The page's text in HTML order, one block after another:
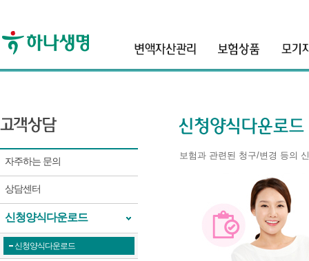
자주하는 문의
상담센터
신청양식다운로드
신청양식다운로드
보험과 관련된 청구/변경 등의